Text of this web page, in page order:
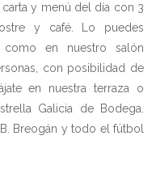
y menú del día con 3
y café. Lo puedes
como en nuestro salón
con posibilidad de
en nuestra terraza o
Galicia de Bodega.
Breogán y todo el fútbol